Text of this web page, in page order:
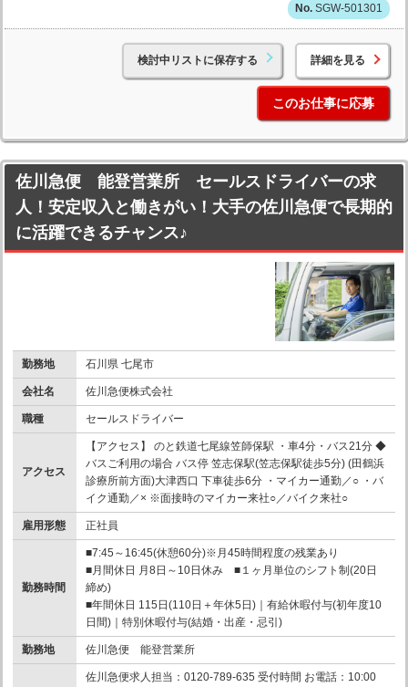
SGW-501301
検討中リストに保存する 詳細を見る
このお仕事に応募
佐川急便 能登営業所 セールスドライバーの求
人！安定収入と働きがい！大手の佐川急便で長期的
に活躍できるチャンス♪
勤務地 石川県 七尾市
会社名 佐川急便株式会社
職種 セールスドライバー
アクセス
【アクセス】 のと鉄道七尾線笠師保駅 ・車4分・バス21分 ◆
バスご利用の場合 バス停 笠志保駅(笠志保駅徒歩5分) (田鶴浜
診療所前方面)大津西口 下車徒歩6分 ・マイカー通勤／○ ・バ
イク通勤／× ※面接時のマイカー来社○／バイク来社○
雇用形態 正社員
勤務時間
■7:45～16:45(休憩60分)※月45時間程度の残業あり
■月間休日 月8日～10日休み ■１ヶ月単位のシフト制(20日
締め)
■年間休日 115日(110日＋年休5日)｜有給休暇付与(初年度10
日間)｜特別休暇付与(結婚・出産・忌引)
勤務地 佐川急便 能登営業所
佐川急便求人担当：0120-789-635 受付時間 お電話：10:00